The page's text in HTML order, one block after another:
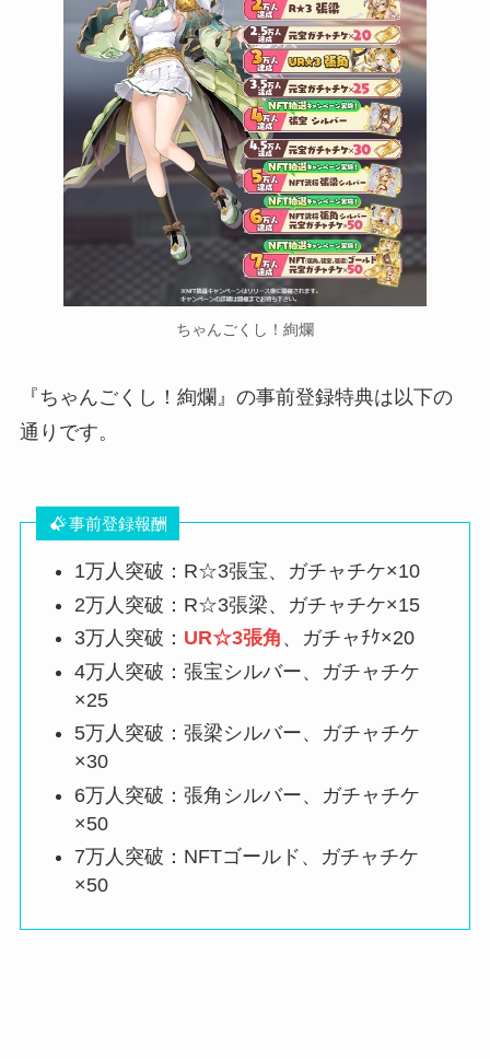
ちゃんごくし！絢爛
『ちゃんごくし！絢爛』の事前登録特典は以下の
通りです。
事前登録報酬
1万人突破：R☆3張宝、ガチャチケ×10
2万人突破：R☆3張梁、ガチャチケ×15
3万人突破： UR☆3張角 、ガチャﾁｹ×20
4万人突破：張宝シルバー、ガチャチケ
×25
5万人突破：張梁シルバー、ガチャチケ
×30
6万人突破：張角シルバー、ガチャチケ
×50
7万人突破：NFTゴールド、ガチャチケ
×50